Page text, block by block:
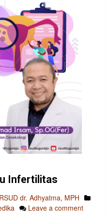
Infertilitas
dr. Adhyatma, MPH
Leave a comment